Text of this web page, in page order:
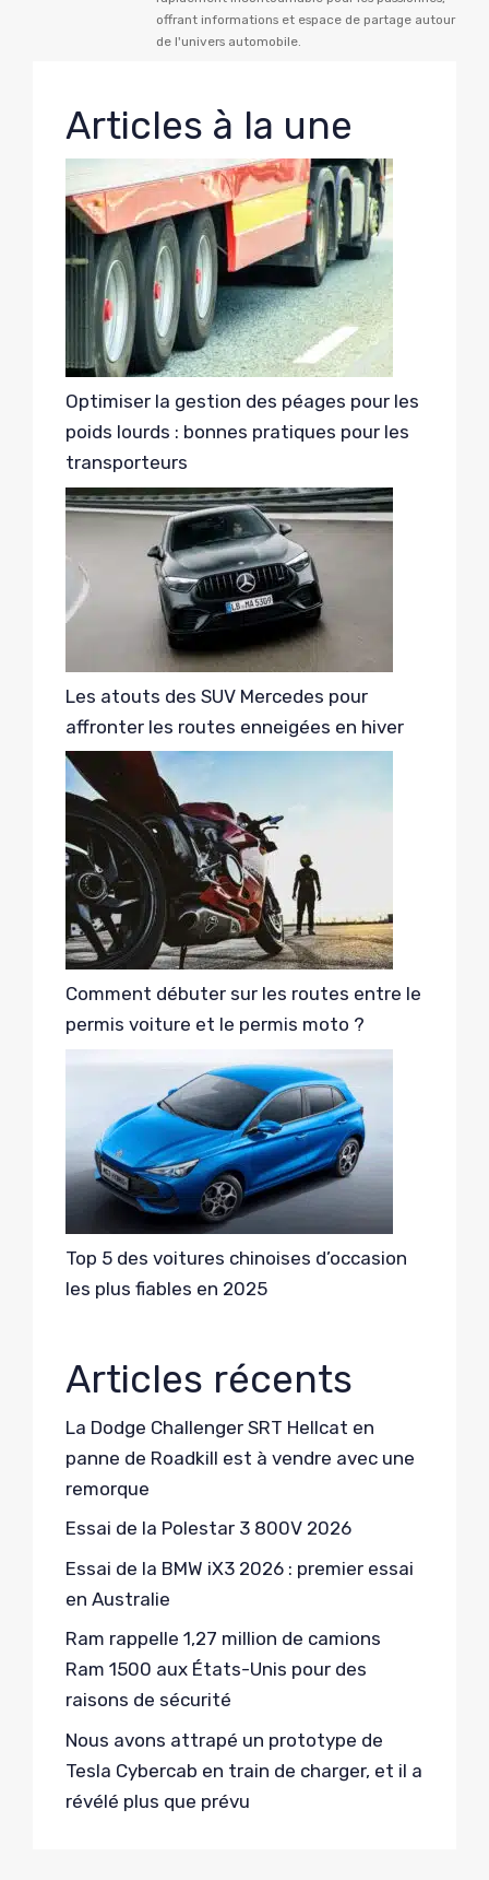
offrant informations et espace de partage autour
de l'univers automobile.
Articles à la une
Optimiser la gestion des péages pour les
poids lourds : bonnes pratiques pour les
transporteurs
Les atouts des SUV Mercedes pour
affronter les routes enneigées en hiver
Comment débuter sur les routes entre le
permis voiture et le permis moto ?
Top 5 des voitures chinoises d’occasion
les plus fiables en 2025
Articles récents
La Dodge Challenger SRT Hellcat en
panne de Roadkill est à vendre avec une
remorque
Essai de la Polestar 3 800V 2026
Essai de la BMW iX3 2026 : premier essai
en Australie
Ram rappelle 1,27 million de camions
Ram 1500 aux États-Unis pour des
raisons de sécurité
Nous avons attrapé un prototype de
Tesla Cybercab en train de charger, et il a
révélé plus que prévu